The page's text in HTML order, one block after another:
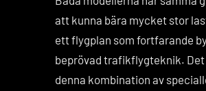
att kunna bära mycket stor
ett flygplan som fortfarande
beprövad trafikflygteknik.
denna kombination av